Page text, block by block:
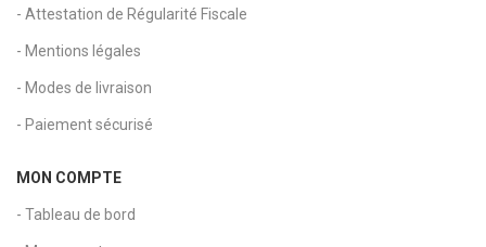
- Attestation de Régularité Fiscale
- Mentions légales
- Modes de livraison
- Paiement sécurisé
MON COMPTE
- Tableau de bord